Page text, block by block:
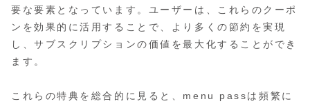
要な要素となっています。ユーザーは、これらのクーポ
ンを効果的に活用することで、より多くの節約を実現
し、サブスクリプションの価値を最大化することができ
ます。
これらの特典を総合的に見ると、menu passは頻繁に